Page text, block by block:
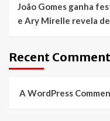
João Gomes ganha
e Ary Mirelle revela
Recent
A WordPress